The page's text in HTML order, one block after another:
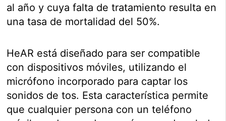
al año y cuya falta de tratamiento resulta en
una tasa de mortalidad del 50%.
HeAR está diseñado para ser compatible
con dispositivos móviles, utilizando el
micrófono incorporado para captar los
sonidos de tos. Esta característica permite
que cualquier persona con un teléfono